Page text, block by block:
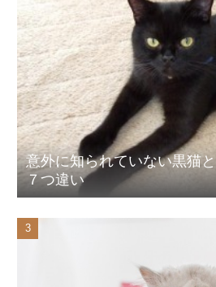
意外に知られていない黒猫
７つ違い